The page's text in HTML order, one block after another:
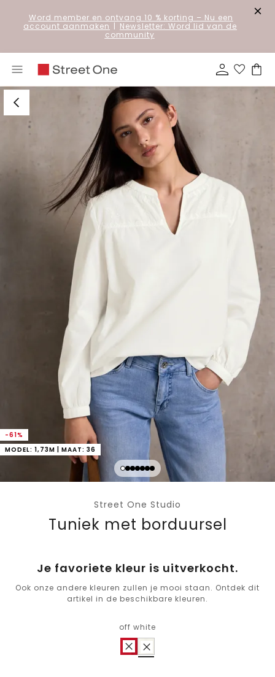
Word member en ontvang 10 % korting – Nu een
account aanmaken | Newsletter: Word lid van de
community
-61%
MODEL: 1,73M | MAAT: 36
Street One Studio
Tuniek met borduursel
Je favoriete kleur is uitverkocht.
Ook onze andere kleuren zullen je mooi staan. Ontdek dit
artikel in de beschikbare kleuren.
off white